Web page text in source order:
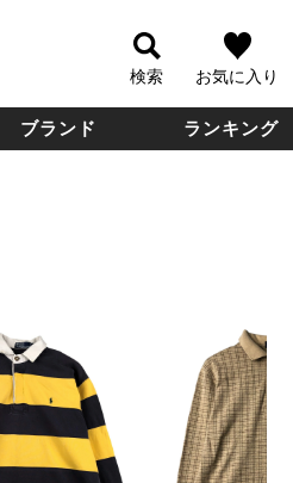
検索 お気に入り
ブランド ランキング